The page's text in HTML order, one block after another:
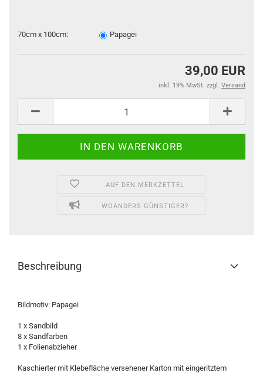
70cm x 100cm: Papagei
39,00 EUR
inkl. 19% MwSt. zzgl. Versand
AUF DEN MERKZETTEL
WOANDERS GÜNSTIGER?
Beschreibung
Bildmotiv: Papagei
1 x Sandbild
8 x Sandfarben
1 x Folienabzieher
Kaschierter mit Klebefläche versehener Karton mit eingeritztem